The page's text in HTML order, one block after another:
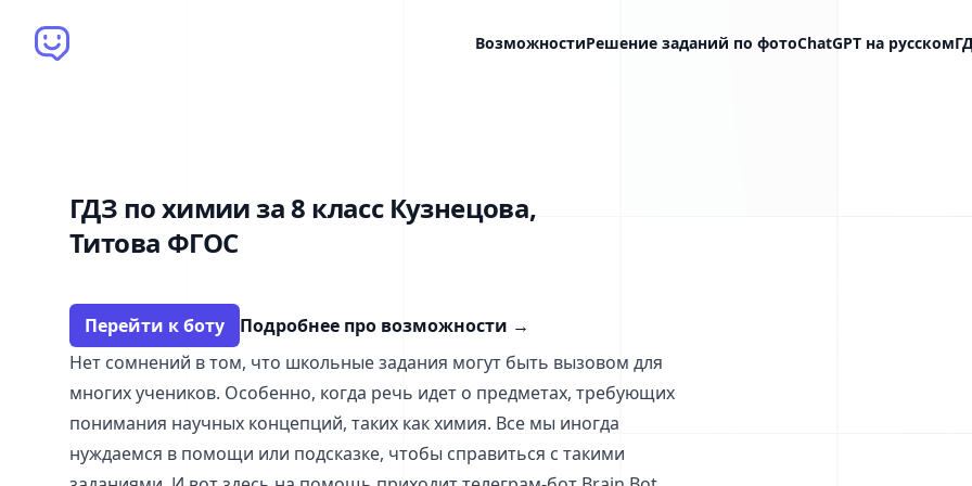
Brain Bot ВозможностиРешение заданий по фотоChatGPT на русском
ГДЗ по химии за 8 класс Кузнецова,
Титова ФГОС
Перейти к боту Подробнее про возможности →
Нет сомнений в том, что школьные задания могут быть вызовом для
многих учеников. Особенно, когда речь идет о предметах, требующих
понимания научных концепций, таких как химия. Все мы иногда
нуждаемся в помощи или подсказке, чтобы справиться с такими